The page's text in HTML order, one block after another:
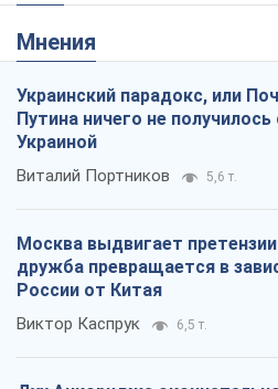
Мнения
Украинский парадокс, или
Путина ничего не получилось
Украиной
Виталий Портников 5,6 т.
Москва выдвигает
дружба превращается в
России от Китая
Виктор Каспрук 6,5 т.